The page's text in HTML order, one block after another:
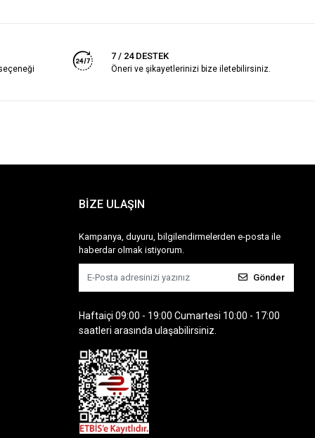
7 / 24 DESTEK
Öneri ve şikayetlerinizi bize iletebilirsiniz.
BİZE ULAŞIN
Kampanya, duyuru, bilgilendirmelerden e-posta ile
haberdar olmak istiyorum.
Gönder
Haftaiçi 09:00 - 19:00 Cumartesi 10:00 - 17:00
saatleri arasında ulaşabilirsiniz.